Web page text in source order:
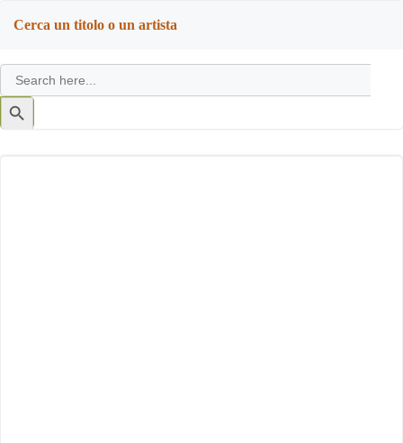
navigation
Cerca un titolo o un artista
Search
for:
Search
Button